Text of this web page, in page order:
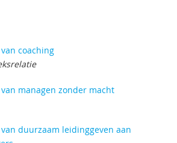
coaching
managen zonder macht
duurzaam leidinggeven aan